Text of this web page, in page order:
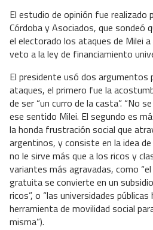
El estudio de opinión fue realizado
Córdoba y Asociados, que sondeó
el electorado los ataques de Milei
veto a la ley de financiamiento
El presidente usó dos argumentos
ataques, el primero fue la
de ser “un curro de la casta”. “No
ese sentido Milei. El segundo es
la honda frustración social que
argentinos, y consiste en la idea de
no le sirve más que a los ricos y
variantes más agravadas, como
gratuita se convierte en un
ricos”, o “las universidades
herramienta de movilidad social
misma”).